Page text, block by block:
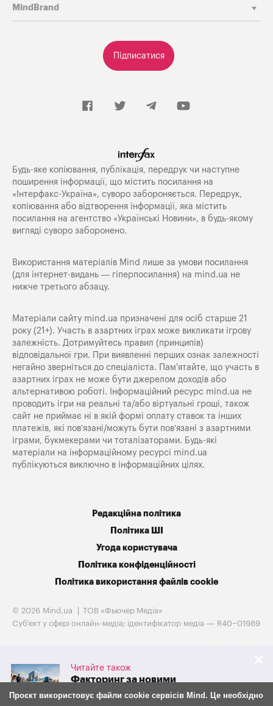
Читайте також
Факторинг за новими
правилами: що з 30 липня
змінилося для бізнесу та
Підписатися
MindBrand
Будь-яке копiювання, публiкацiя, передрук чи наступне
поширення iнформацiї, що мiстить посилання на
«Iнтерфакс-Україна», суворо забороняється. Передрук,
копіювання або відтворення інформації, яка містить
посилання на агентство «Українські Новини», в будь-якому
вигляді суворо заборонено.
Використання матеріалів Mind лише за умови посилання
(для інтернет-видань — гіперпосилання) на mind.ua не
нижче третього абзацу.
Матеріали сайту mind.ua призначені для осіб старше 21
року (21+). Участь в азартних іграх може викликати ігрову
залежність. Дотримуйтесь правил (принципів)
відповідальної гри. При виявленні перших ознак залежності
негайно зверніться до спеціаліста. Пам'ятайте, що участь в
азартних іграх не може бути джерелом доходів або
альтернативою роботі. Інформаційний ресурс mind.ua не
проводить ігри на реальні та/або віртуальні гроші, також
сайт не приймає ні в якій формі оплату ставок та інших
платежів, які пов’язані/можуть бути пов’язані з азартними
іграми, букмекерами чи тоталізаторами. Будь-які
матеріали на інформаційному ресурсі mind.ua
публікуються виключно в інформаційних цілях.
Редакційна політика
Політика ШІ
Угода користувача
Політика конфіденційності
Політика використання файлів cookie
© 2026 Mind.ua
ТОВ «Фьючер Медiа»
Cуб'єкт у сфері онлайн-медіа; ідентифікатор медіа — R40−01989
Проєкт використовує файли cookie сервісів Mind. Це необхідно